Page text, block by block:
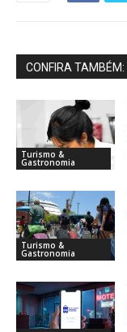
CONFIRA TAMBÉM:
Turismo &
Gastronomia
Turismo &
Gastronomia